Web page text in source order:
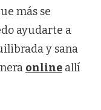
más se
ayudarte a
y sana
online allí